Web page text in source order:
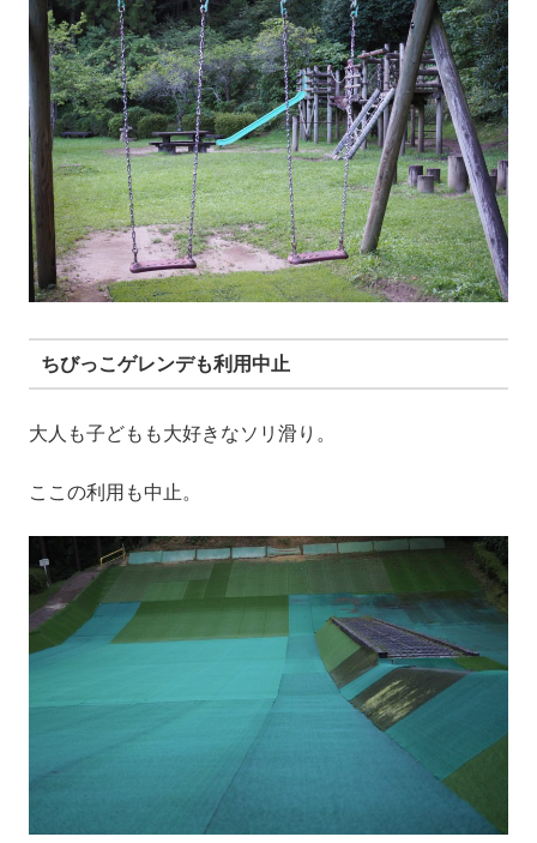
ちびっこゲレンデも利用中止
大人も子どもも大好きなソリ滑り。
ここの利用も中止。